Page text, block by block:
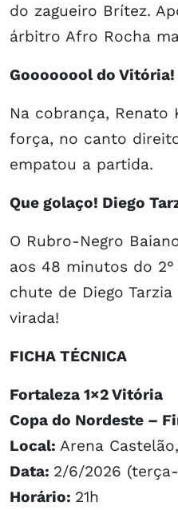
do zagueiro Brítez.
árbitro Afro Rocha
Goooooool do Vitória!
Na cobrança, Renato
força, no canto
empatou a partida.
Que golaço! Diego
O Rubro-Negro
aos 48 minutos do
chute de Diego
virada!
FICHA TÉCNICA
Fortaleza 1×2 Vitória
Copa do Nordeste –
Local: Arena
Data: 2/6/2026
Horário: 21h